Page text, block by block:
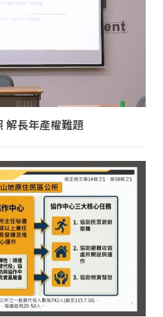
解長年產權難題